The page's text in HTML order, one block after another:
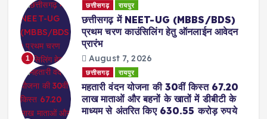
1
छत्तीसगढ़ रायपुर
छत्तीसगढ़ में NEET-UG (MBBS/BDS)
प्रथम चरण काउंसिलिंग हेतु ऑनलाईन आवेदन
प्रारंभ
August 7, 2026
छत्तीसगढ़ रायपुर
महतारी वंदन योजना की 30वीं किस्त 67.20
लाख माताओं और बहनों के खातों में डीबीटी के
माध्यम से अंतरित किए 630.55 करोड़ रुपये